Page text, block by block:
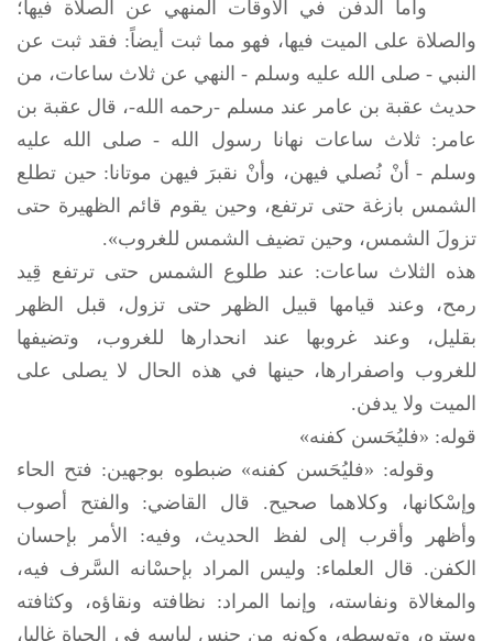
وأما الدفن في الأوقات المنهي عن الصلاة فيها؛
والصلاة على الميت فيها، فهو مما ثبت أيضاً: فقد ثبت عن
النبي - صلى الله عليه وسلم - النهي عن ثلاث ساعات، من
حديث عقبة بن عامر عند مسلم -رحمه الله-، قال عقبة بن
عامر: ثلاث ساعات نهانا رسول الله - صلى الله عليه
وسلم - أنْ نُصلي فيهن، وأنْ نقبرَ فيهن موتانا: حين تطلع
الشمس بازغة حتى ترتفع، وحين يقوم قائم الظهيرة حتى
تزولَ الشمس، وحين تضيف الشمس للغروب».
هذه الثلاث ساعات: عند طلوع الشمس حتى ترتفع قِيد
رمح، وعند قيامها قبيل الظهر حتى تزول، قبل الظهر
بقليل، وعند غروبها عند انحدارها للغروب، وتضيفها
للغروب واصفرارها، حينها في هذه الحال لا يصلى على
الميت ولا يدفن.
قوله: «فليُحَسن كفنه»
وقوله: «فليُحَسن كفنه» ضبطوه بوجهين: فتح الحاء
وإسْكانها، وكلاهما صحيح. قال القاضي: والفتح أصوب
وأظهر وأقرب إلى لفظ الحديث، وفيه: الأمر بإحسان
الكفن. قال العلماء: وليس المراد بإحسْانه السَّرف فيه،
والمغالاة ونفاسته، وإنما المراد: نظافته ونقاؤه، وكثافته
وستره، وتوسطه، وكونه من جنس لباسه في الحياة غالبا،